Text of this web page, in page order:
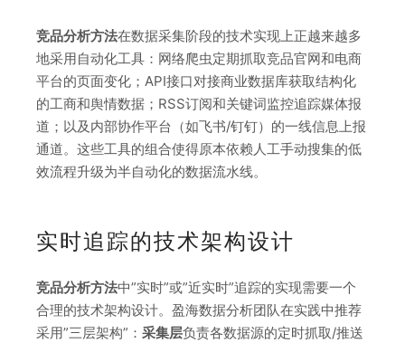
竞品分析方法在数据采集阶段的技术实现上正越来越多
地采用自动化工具：网络爬虫定期抓取竞品官网和电商
平台的页面变化；API接口对接商业数据库获取结构化
的工商和舆情数据；RSS订阅和关键词监控追踪媒体报
道；以及内部协作平台（如飞书/钉钉）的一线信息上报
通道。这些工具的组合使得原本依赖人工手动搜集的低
效流程升级为半自动化的数据流水线。
实时追踪的技术架构设计
竞品分析方法中”实时”或”近实时”追踪的实现需要一个
合理的技术架构设计。盈海数据分析团队在实践中推荐
采用”三层架构”： 采集层负责各数据源的定时抓取/推送